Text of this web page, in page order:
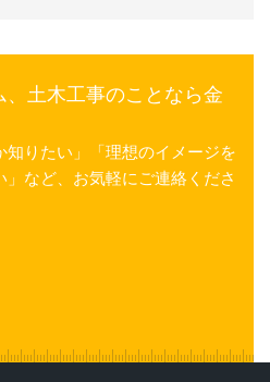
土木工事のことなら金
知りたい」「理想のイメージを
など、お気軽にご連絡くださ